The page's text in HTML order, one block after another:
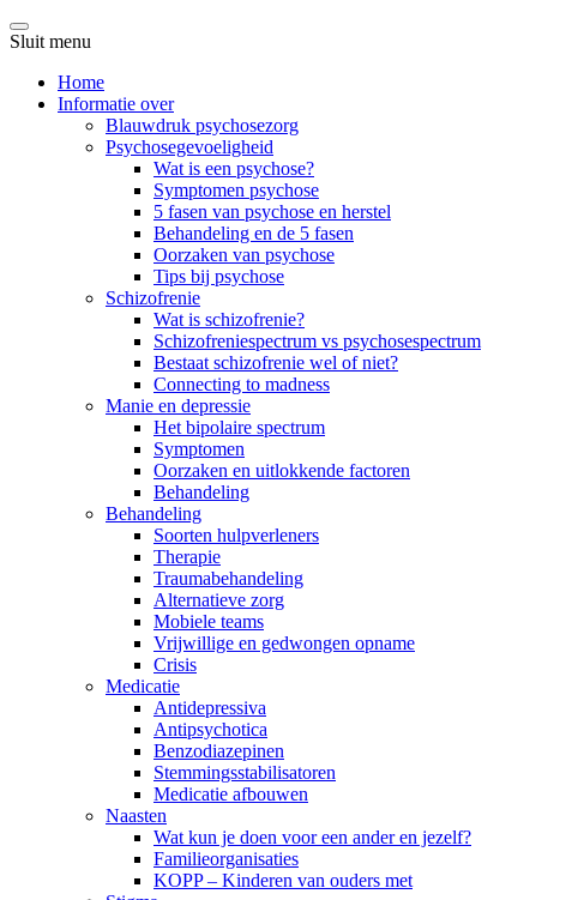
Sluit menu
Home
Informatie over
Blauwdruk psychosezorg
Psychosegevoeligheid
Wat is een psychose?
Symptomen psychose
5 fasen van psychose en herstel
Behandeling en de 5 fasen
Oorzaken van psychose
Tips bij psychose
Schizofrenie
Wat is schizofrenie?
Schizofreniespectrum vs psychosespectrum
Bestaat schizofrenie wel of niet?
Connecting to madness
Manie en depressie
Het bipolaire spectrum
Symptomen
Oorzaken en uitlokkende factoren
Behandeling
Behandeling
Soorten hulpverleners
Therapie
Traumabehandeling
Alternatieve zorg
Mobiele teams
Vrijwillige en gedwongen opname
Crisis
Medicatie
Antidepressiva
Antipsychotica
Benzodiazepinen
Stemmingsstabilisatoren
Medicatie afbouwen
Naasten
Wat kun je doen voor een ander en jezelf?
Familieorganisaties
KOPP – Kinderen van ouders met